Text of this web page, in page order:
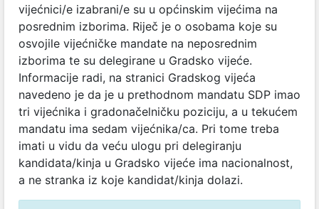
vijećnici/e izabrani/e su u općinskim vijećima na
posrednim izborima. Riječ je o osobama koje su
osvojile vijećničke mandate na neposrednim
izborima te su delegirane u Gradsko vijeće.
Informacije radi, na stranici Gradskog vijeća
navedeno je da je u prethodnom mandatu SDP imao
tri vijećnika i gradonačelničku poziciju, a u tekućem
mandatu ima sedam vijećnika/ca. Pri tome treba
imati u vidu da veću ulogu pri delegiranju
kandidata/kinja u Gradsko vijeće ima nacionalnost,
a ne stranka iz koje kandidat/kinja dolazi.